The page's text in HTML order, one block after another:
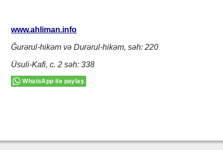
www.ahliman.info
Ğurərul-hikəm və Durərul-hikəm, səh: 220
Üsuli-Kafi, c. 2 səh: 338
WhatsApp ilə paylaş